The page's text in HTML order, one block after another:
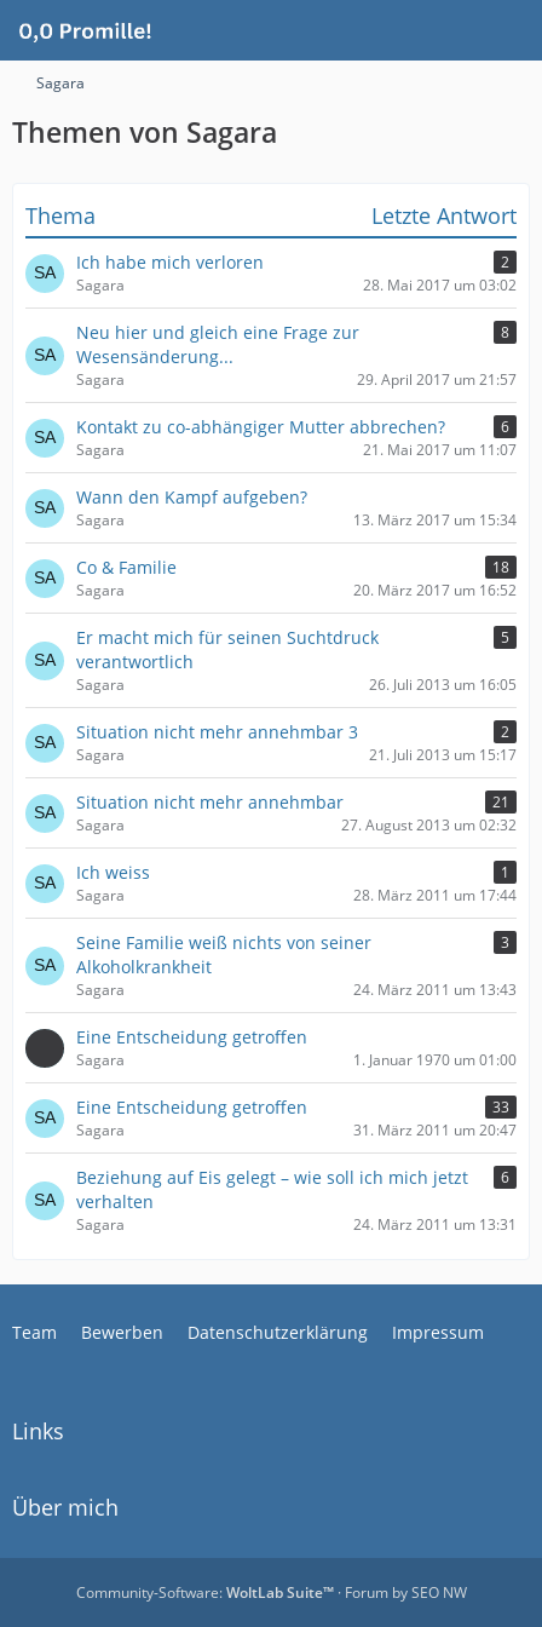
Sagara
Themen von Sagara
Thema Letzte Antwort
Ich habe mich verloren
2
Sagara
28. Mai 2017 um 03:02
Neu hier und gleich eine Frage zur
Wesensänderung...
8
Sagara 29. April 2017 um 21:57
Kontakt zu co-abhängiger Mutter abbrechen?
6
Sagara
21. Mai 2017 um 11:07
Wann den Kampf aufgeben?
Sagara 13. März 2017 um 15:34
Co & Familie
18
Sagara
20. März 2017 um 16:52
Er macht mich für seinen Suchtdruck
verantwortlich
5
Sagara 26. Juli 2013 um 16:05
Situation nicht mehr annehmbar 3
2
Sagara
21. Juli 2013 um 15:17
Situation nicht mehr annehmbar
21
Sagara
27. August 2013 um 02:32
Ich weiss
1
Sagara
28. März 2011 um 17:44
Seine Familie weiß nichts von seiner
Alkoholkrankheit
3
Sagara 24. März 2011 um 13:43
Eine Entscheidung getroffen
Sagara 1. Januar 1970 um 01:00
Eine Entscheidung getroffen
33
Sagara
31. März 2011 um 20:47
Beziehung auf Eis gelegt – wie soll ich mich jetzt
verhalten
6
Sagara 24. März 2011 um 13:31
Team Bewerben Datenschutzerklärung Impressum
Links
Über mich
Community-Software:WoltLab Suite™· Forum bySEO NW